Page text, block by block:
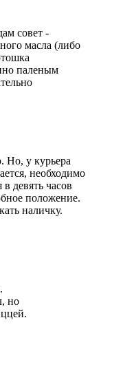
совет -
масла (либо
паленым
Но, у курьера
необходимо
девять часов
положение.
наличку.
но